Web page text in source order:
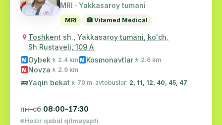
MRI · Yakkasaroy tumani
MRI 🏥 Vitamed Medical
Toshkent sh., Yakkasaroy tumani, ko'ch.
Sh.Rustaveli, 109 A
M Oybek 🚶 2.4 km M Kosmonavtlar 🚶 2.6 km
M Novza 🚶 2.9 km
🚌Yaqin bekat 🚶 70 m· avtobuslar: 2, 11, 12, 40, 45, 47
пн–сб:08:00–17:30
Hozir qabul qilmayapti